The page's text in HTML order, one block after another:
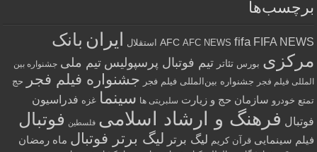
برچسب‌ها
AFC AFC NEWS fifa FIFA NEWS استقلال ایران بانک
مرکزی بورس تئاتر تیم فوتبال پرسپولیس تیم ملی جشنواره بین
المللی فیلم فجر جشنواره بین‌المللی فیلم فجر جشنواره فیلم فجر
حج
تمتع خودرو سازمان حج و زیارت سلبریتی ها سینما غزه فدراسیون
فوتبال فرهنگ و ارشاد اسلامی فلسطین فوتبال
فیلم سینمایی قرآن کریم لیگ برتر لیگ برتر فوتبال ماه رمضان